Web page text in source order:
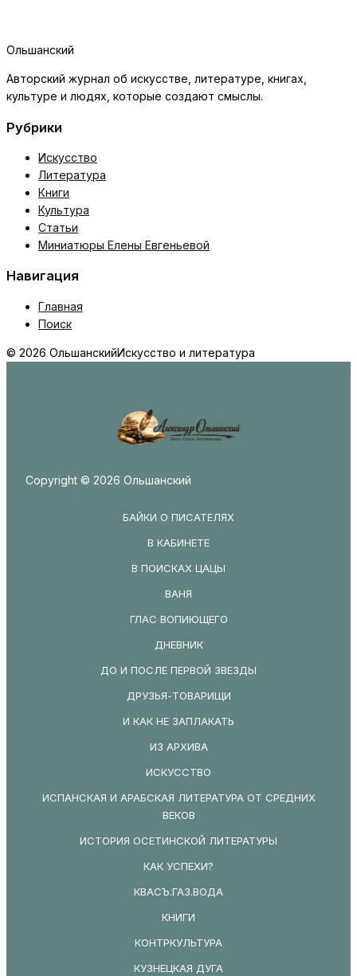
Ольшанский
Авторский журнал об искусстве, литературе, книгах,
культуре и людях, которые создают смыслы.
Рубрики
Искусство
Литература
Книги
Культура
Статьи
Миниатюры Елены Евгеньевой
Навигация
Главная
Поиск
© 2026 ОльшанскийИскусство и литература
Copyright © 2026 Ольшанский
БАЙКИ О ПИСАТЕЛЯХ
В КАБИНЕТЕ
В ПОИСКАХ ЦАЦЫ
ВАНЯ
ГЛАС ВОПИЮЩЕГО
ДНЕВНИК
ДО И ПОСЛЕ ПЕРВОЙ ЗВЕЗДЫ
ДРУЗЬЯ-ТОВАРИЩИ
И КАК НЕ ЗАПЛАКАТЬ
ИЗ АРХИВА
ИСКУССТВО
ИСПАНСКАЯ И АРАБСКАЯ ЛИТЕРАТУРА ОТ СРЕДНИХ
ВЕКОВ
ИСТОРИЯ ОСЕТИНСКОЙ ЛИТЕРАТУРЫ
КАК УСПЕХИ?
КВАСЪ.ГАЗ.ВОДА
КНИГИ
КОНТРКУЛЬТУРА
КУЗНЕЦКАЯ ДУГА